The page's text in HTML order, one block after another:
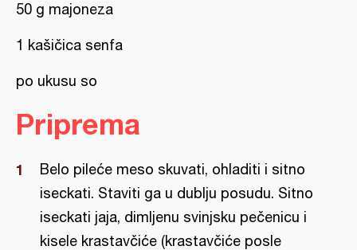
50 g majoneza
1 kašičica senfa
po ukusu so
Priprema
Belo pileće meso skuvati, ohladiti i sitno
iseckati. Staviti ga u dublju posudu. Sitno
iseckati jaja, dimljenu svinjsku pečenicu i
kisele krastavčiće (krastavčiće posle